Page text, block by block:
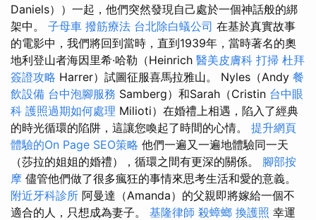
Daniels））一起，他們突然發現自己處於一個神話般的綁
架中。 子母車 撥筋療法 台北除白蟻公司 在基於真實故事
的電影中，我們將回到當時，直到1939年，當時著名的奧
地利登山者海因里希·哈勒（Heinrich 醫美皮膚科 打掃 杜拜
簽證攻略 Harrer）試圖征服喜馬拉雅山。 Nyles（Andy 餐
飲設備 台中泡腳服務 Samberg）和Sarah（Cristin 台中眼
科 護照過期如何處理 Milioti）在婚禮上相遇，陷入了經典
的時光循環的陷阱，這讓您喚起了時間的心情。 提升網頁
體驗的On Page SEO策略 他們一遍又一遍地體驗同一天
（莎拉的姐姐的婚禮），循環之間有更深的關係。 腳部按
摩 儘管他們做了很多瘋狂的事情來思考生活和愛的意義。
附近牙科診所 阿曼達（Amanda）的父親即將嫁給一個不
適合的人，只想成為妻子。 基隆律師 殺蟑螂 換護照 幸運